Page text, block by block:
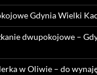
Gdynia Wielki
dwupokojowe –
w Oliwie – do